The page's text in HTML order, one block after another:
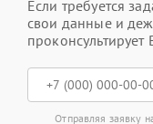
Если требуется
свои данные и
проконсультирует
Отправляя заявку